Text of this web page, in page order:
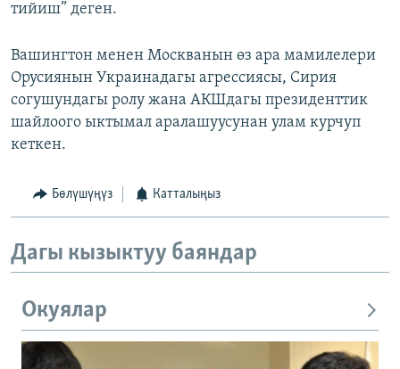
тийиш” деген.
Вашингтон менен Москванын өз ара мамилелери
Орусиянын Украинадагы агрессиясы, Сирия
согушундагы ролу жана АКШдагы президенттик
шайлоого ыктымал аралашуусунан улам курчуп
кеткен.
Бөлүшүңүз Катталыңыз
Дагы кызыктуу баяндар
Окуялар